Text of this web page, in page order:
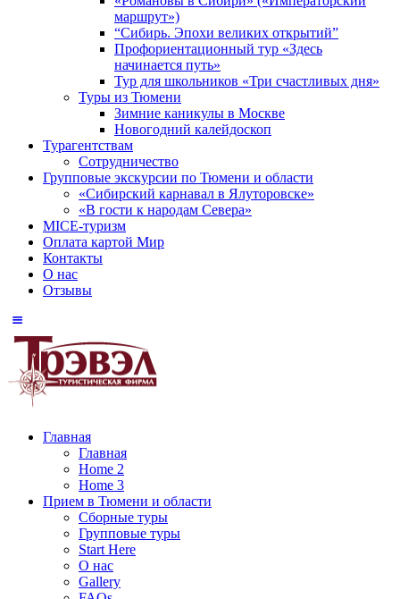
маршрут»)
“Сибирь. Эпохи великих открытий”
Профориентационный тур «Здесь
начинается путь»
Тур для школьников «Три счастливых дня»
Туры из Тюмени
Зимние каникулы в Москве
Новогодний калейдоскоп
Турагентствам
Сотрудничество
Групповые экскурсии по Тюмени и области
«Сибирский карнавал в Ялуторовске»
«В гости к народам Севера»
MICE-туризм
Оплата картой Мир
Контакты
О нас
Отзывы
Главная
Главная
Home 2
Home 3
Прием в Тюмени и области
Сборные туры
Групповые туры
Start Here
О нас
Gallery